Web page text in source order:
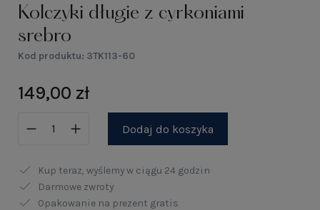
Kolczyki długie z cyrkoniami
srebro
Kod produktu: 3TK113-60
149,00 zł
Dodaj do koszyka
Kup teraz, wyślemy w ciągu 24 godzin
Darmowe zwroty
Opakowanie na prezent gratis